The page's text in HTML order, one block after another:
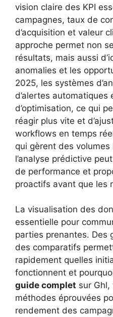
vision claire des KPI
campagnes, taux de
d’acquisition et valeur
approche permet non
résultats, mais aussi
anomalies et les
2025, les systèmes
d’alertes automatiques
d’optimisation, ce qui
réagir plus vite et
workflows en temps
qui gèrent des
l’analyse prédictive
de performance et
proactifs avant que les
La visualisation des
essentielle pour
parties prenantes. Des
des comparatifs
rapidement quelles
fonctionnent et
guide complet sur
méthodes éprouvées
rendement des